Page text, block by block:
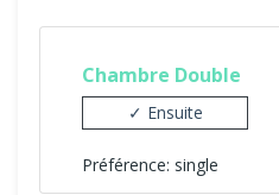
Chambre Double
✓ Ensuite
Préférence: single